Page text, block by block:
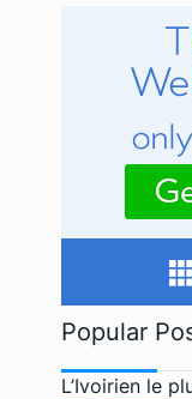
Popular
L’Ivoirien le